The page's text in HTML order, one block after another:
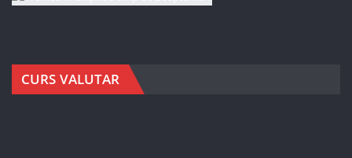
CURS VALUTAR